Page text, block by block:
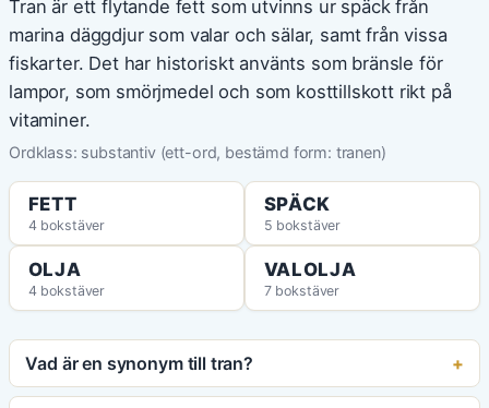
Tran är ett flytande fett som utvinns ur späck från
marina däggdjur som valar och sälar, samt från vissa
fiskarter. Det har historiskt använts som bränsle för
lampor, som smörjmedel och som kosttillskott rikt på
vitaminer.
Ordklass: substantiv (ett-ord, bestämd form: tranen)
FETT
4 bokstäver
SPÄCK
5 bokstäver
OLJA
4 bokstäver
VALOLJA
7 bokstäver
Vad är en synonym till tran?